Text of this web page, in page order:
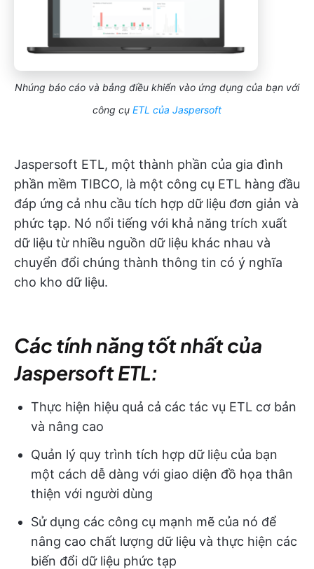
Nhúng báo cáo và bảng điều khiển vào ứng dụng của bạn với
công cụ ETL của Jaspersoft
Jaspersoft ETL, một thành phần của gia đình
phần mềm TIBCO, là một công cụ ETL hàng đầu
đáp ứng cả nhu cầu tích hợp dữ liệu đơn giản và
phức tạp. Nó nổi tiếng với khả năng trích xuất
dữ liệu từ nhiều nguồn dữ liệu khác nhau và
chuyển đổi chúng thành thông tin có ý nghĩa
cho kho dữ liệu.
Các tính năng tốt nhất của
Jaspersoft ETL:
Thực hiện hiệu quả cả các tác vụ ETL cơ bản
và nâng cao
Quản lý quy trình tích hợp dữ liệu của bạn
một cách dễ dàng với giao diện đồ họa thân
thiện với người dùng
Sử dụng các công cụ mạnh mẽ của nó để
nâng cao chất lượng dữ liệu và thực hiện các
biến đổi dữ liệu phức tạp